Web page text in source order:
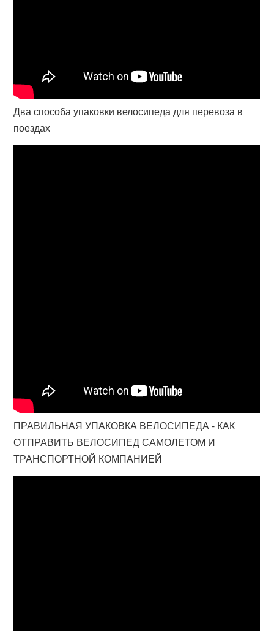
Два способа упаковки велосипеда для перевоза в
поездах
ПРАВИЛЬНАЯ УПАКОВКА ВЕЛОСИПЕДА - КАК
ОТПРАВИТЬ ВЕЛОСИПЕД САМОЛЕТОМ И
ТРАНСПОРТНОЙ КОМПАНИЕЙ